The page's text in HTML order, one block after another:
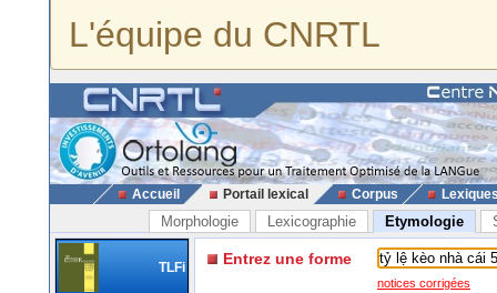
L'équipe du CNRTL
Accueil Portail lexical Corpus
Morphologie Lexicographie Etymologie
TLFi Entrez une forme
notices corrigées